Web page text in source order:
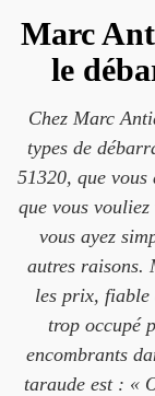
Marc
le
Chez Marc
types de
51320, que vous
que vous
vous ayez
autres raisons.
les prix, fiable
trop occupé
encombrants
taraude est : «